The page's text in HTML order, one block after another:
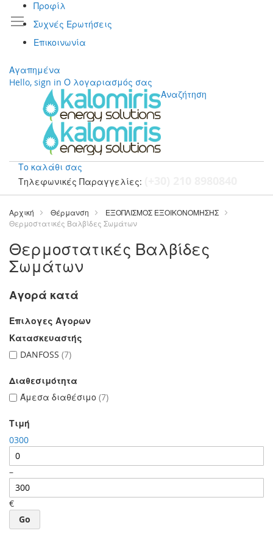
Προφίλ
Συχνές Ερωτήσεις
Επικοινωνία
Αγαπημένα
Hello, sign in Ο λογαριασμός σας
Αναζήτηση
Το καλάθι σας
Τηλεφωνικές Παραγγελίες:
Μετάβαση
περιεχόμενο
Αρχική Θέρμανση
ΕΞΟΠΛΙΣΜΟΣ ΕΞΟΙΚΟΝΟΜΗΣΗΣ
Θερμοστατικές Βαλβίδες Σωμάτων
Θερμοστατικές Βαλβίδες
Σωμάτων
Αγορά κατά
Επιλογες Αγορων
Κατασκευαστής
DANFOSS 7
Διαθεσιμότητα
Άμεσα διαθέσιμο 7
Τιμή
0300
–
€
Go